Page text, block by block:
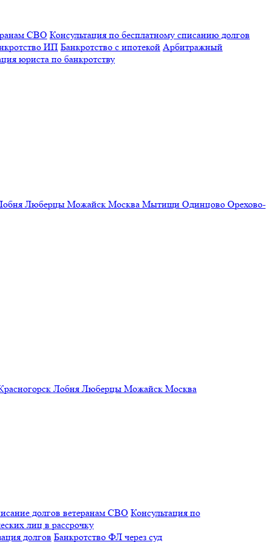
СВО Консультация по бесплатному списанию долгов
ИП Банкротство с ипотекой Арбитражный
юриста по банкротству
Люберцы Можайск Москва Мытищи Одинцово Орехово-
Лобня Люберцы Можайск Москва
долгов ветеранам СВО Консультация по
лиц в рассрочку
долгов Банкротство ФЛ через суд